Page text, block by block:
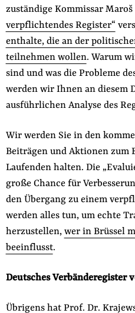
zuständige Kommissar
verpflichtendes Register“
enthalte, die an der
teilnehmen wollen. Warum
sind und was die Probleme
werden wir Ihnen an diesem
ausführlichen Analyse des
Wir werden Sie in den
Beiträgen und Aktionen zum
Laufenden halten. Die
große Chance für
den Übergang zu einem
werden alles tun, um echte
herzustellen, wer in Brüssel
beeinflusst.
Deutsches Verbänderegister
Übrigens hat Prof. Dr.